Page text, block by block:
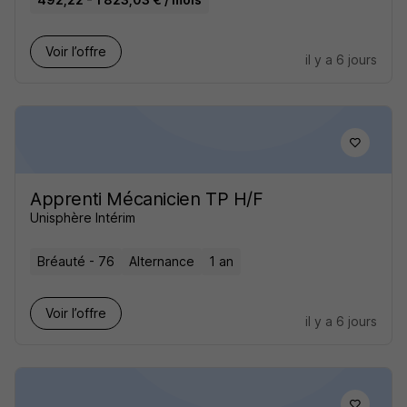
Voir l’offre
il y a 6 jours
Apprenti Mécanicien TP H/F
Unisphère Intérim
Bréauté - 76 Alternance 1 an
Voir l’offre
il y a 6 jours